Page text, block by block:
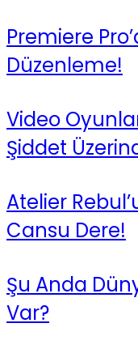
Premiere
Düzenleme!
Video
Şiddet
Atelier
Cansu Dere!
Şu Anda
Var?